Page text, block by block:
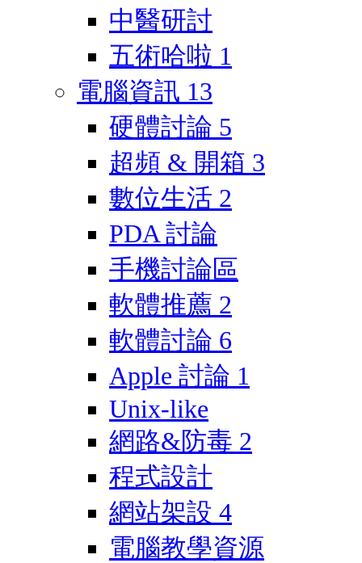
中醫研討
五術哈啦 1
電腦資訊 13
硬體討論 5
超頻 & 開箱 3
數位生活 2
PDA 討論
手機討論區
軟體推薦 2
軟體討論 6
Apple 討論 1
Unix-like
網路&防毒 2
程式設計
網站架設 4
電腦教學資源